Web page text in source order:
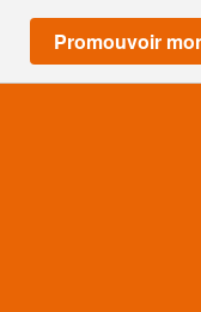
Promouvoir